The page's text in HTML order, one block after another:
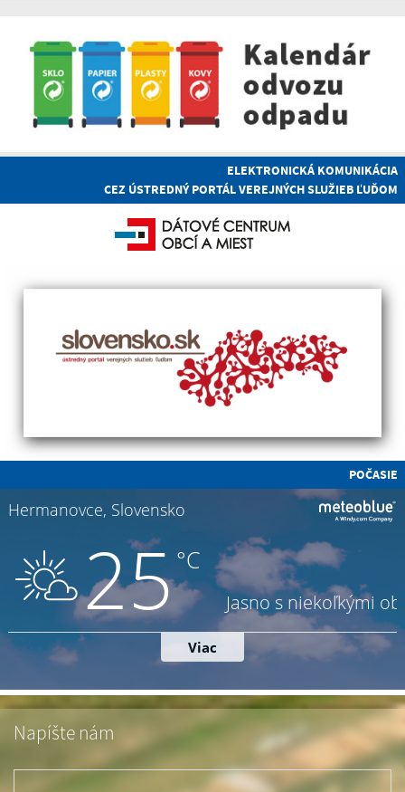
ELEKTRONICKÁ KOMUNIKÁCIA
CEZ ÚSTREDNÝ PORTÁL VEREJNÝCH SLUŽIEB ĽUĎOM
POČASIE
Napíšte nám